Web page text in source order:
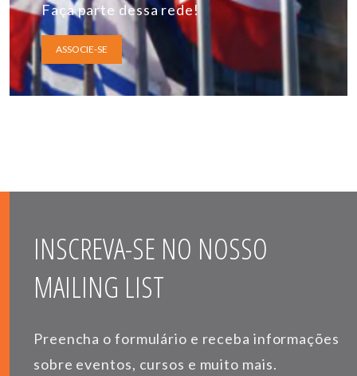
Faça parte dessa rede!
ASSOCIE-SE
INSCREVA-SE NO NOSSO
MAILING LIST
Preencha o formulário e receba informações
sobre eventos, cursos e muito mais.